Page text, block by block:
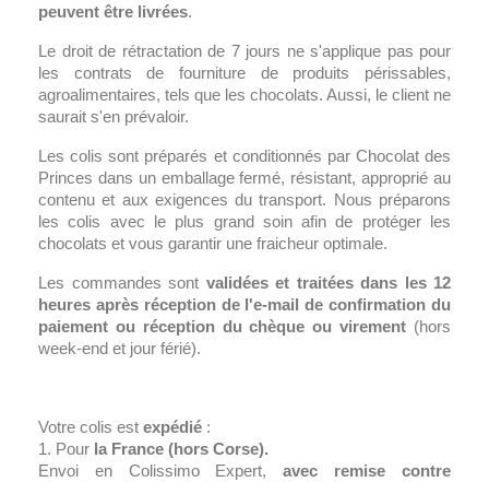
peuvent être livrées.
Le droit de rétractation de 7 jours ne s'applique pas pour
les contrats de fourniture de produits périssables,
agroalimentaires, tels que les chocolats. Aussi, le client ne
saurait s'en prévaloir.
Les colis sont préparés et conditionnés par Chocolat des
Princes dans un emballage fermé, résistant, approprié au
contenu et aux exigences du transport. Nous préparons
les colis avec le plus grand soin afin de protéger les
chocolats et vous garantir une fraicheur optimale.
Les commandes sont validées et traitées dans les 12
heures après réception de l'e-mail de confirmation du
paiement ou réception du chèque ou virement (hors
week-end et jour férié).
Votre colis est expédié :
1. Pour la France (hors Corse).
Envoi en Colissimo Expert,avec remise contre